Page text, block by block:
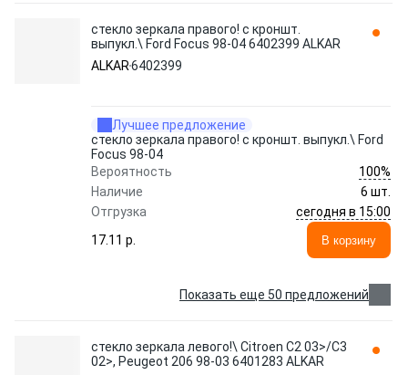
стекло зеркала правого! с кроншт.
выпукл.\ Ford Focus 98-04 6402399 ALKAR
ALKAR6402399
Лучшее предложение
стекло зеркала правого! с кроншт. выпукл.\ Ford
Focus 98-04
Вероятность
100%
Наличие
6 шт.
Отгрузка
сегодня в 15:00
17.11 p.
В корзину
Показать еще 50 предложений
стекло зеркала левого!\ Citroen C2 03>/C3
02>, Peugeot 206 98-03 6401283 ALKAR